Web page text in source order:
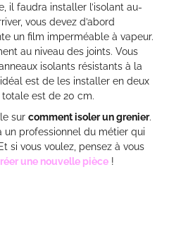
il faudra installer l’isolant au-
vous devez d’abord
un film imperméable à vapeur.
au niveau des joints. Vous
isolants résistants à la
est de les installer en deux
totale est de 20 cm.
sur comment isoler un grenier.
un professionnel du métier qui
si vous voulez, pensez à vous
une nouvelle pièce !